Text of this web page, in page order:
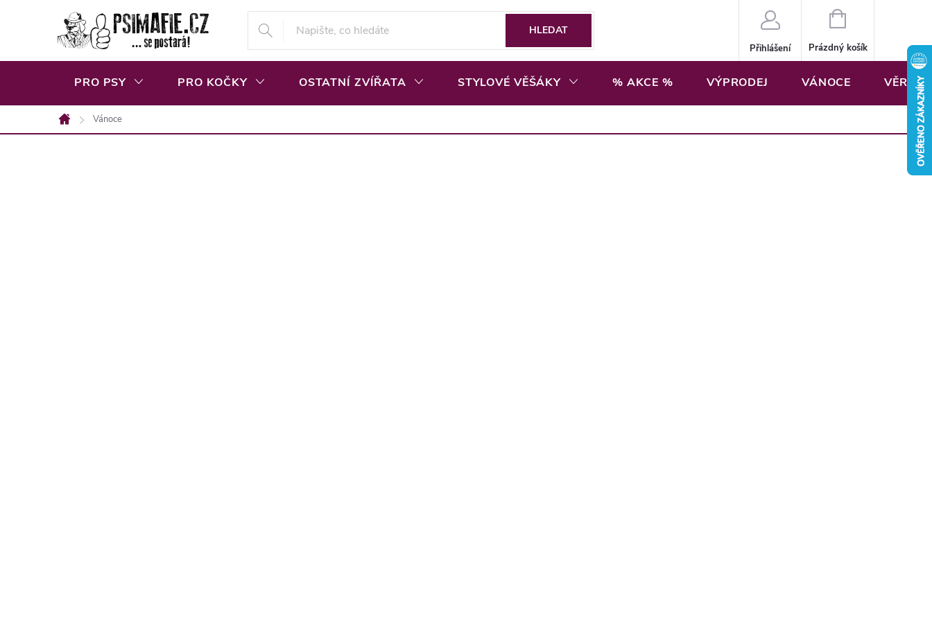
HLEDAT
Přihlášení
NÁKUPNÍ
Prázdný košík
PRO PSY PRO KOČKY OSTATNÍ ZVÍŘATA STYLOVÉ VĚŠÁKY % AKCE % VÝPRODEJ VÁNOCE
Domů
Vánoce